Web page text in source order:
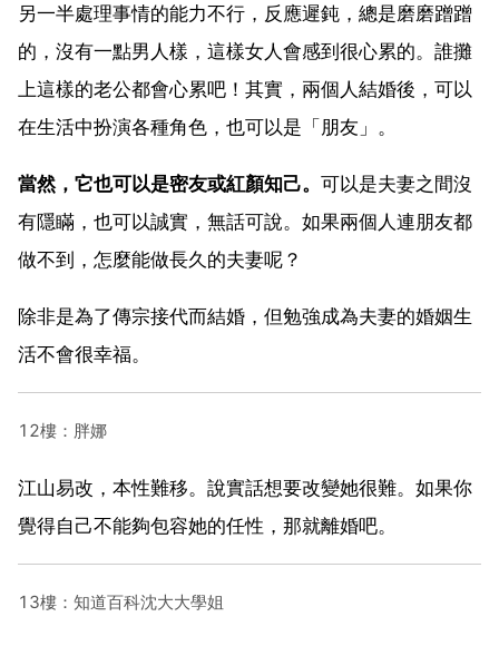
另一半處理事情的能力不行，反應遲鈍，總是磨磨蹭蹭
的，沒有一點男人樣，這樣女人會感到很心累的。誰攤
上這樣的老公都會心累吧！其實，兩個人結婚後，可以
在生活中扮演各種角色，也可以是「朋友」。
當然，它也可以是密友或紅顏知己。 可以是夫妻之間沒
有隱瞞，也可以誠實，無話可說。如果兩個人連朋友都
做不到，怎麼能做長久的夫妻呢？
除非是為了傳宗接代而結婚，但勉強成為夫妻的婚姻生
活不會很幸福。
12樓：胖娜
江山易改，本性難移。說實話想要改變她很難。如果你
覺得自己不能夠包容她的任性，那就離婚吧。
13樓：知道百科沈大大學姐